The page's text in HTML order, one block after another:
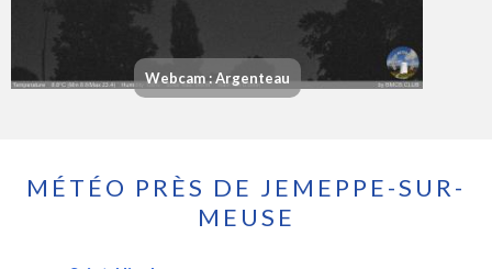
Webcam : Argenteau
MÉTÉO PRÈS DE JEMEPPE-SUR-
MEUSE